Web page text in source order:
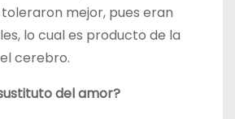
mejor, pues eran
lo cual es producto de la
cerebro.
del amor?